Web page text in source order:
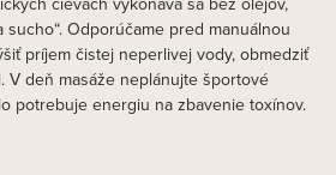
sucho“. Odporúčame pred manuálnou
príjem čistej neperlivej vody, obmedziť
V deň masáže neplánujte športové
potrebuje energiu na zbavenie toxínov.